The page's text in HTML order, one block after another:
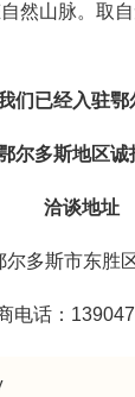
然山脉。取
们已经入驻鄂
尔多斯地区诚
洽谈地址
多斯市东胜
电话：